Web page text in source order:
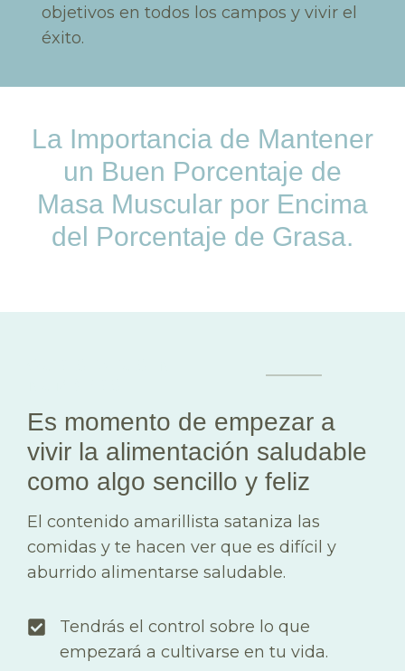
objetivos en todos los campos y vivir el
éxito.
La Importancia de Mantener
un Buen Porcentaje de
Masa Muscular por Encima
del Porcentaje de Grasa.
Es momento de empezar a
vivir la alimentación saludable
como algo sencillo y feliz
El contenido amarillista sataniza las
comidas y te hacen ver que es difícil y
aburrido alimentarse saludable.
Tendrás el control sobre lo que
empezará a cultivarse en tu vida.